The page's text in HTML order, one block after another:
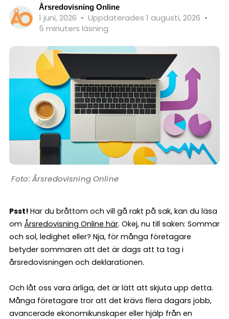
Årsredovisning Online
1 juni, 2026 • Uppdaterades 1 augusti, 2026 •
5 minuters läsning
Årsredovisning Online
Psst! Har du bråttom och vill gå rakt på sak, kan du läsa
om Årsredovisning Online här. Okej, nu till saken: Sommar
och sol, ledighet eller? Nja, för många företagare
betyder sommaren att det är dags att ta tag i
årsredovisningen och deklarationen.
Och låt oss vara ärliga, det är lätt att skjuta upp detta.
Många företagare tror att det krävs flera dagars jobb,
avancerade ekonomikunskaper eller hjälp från en